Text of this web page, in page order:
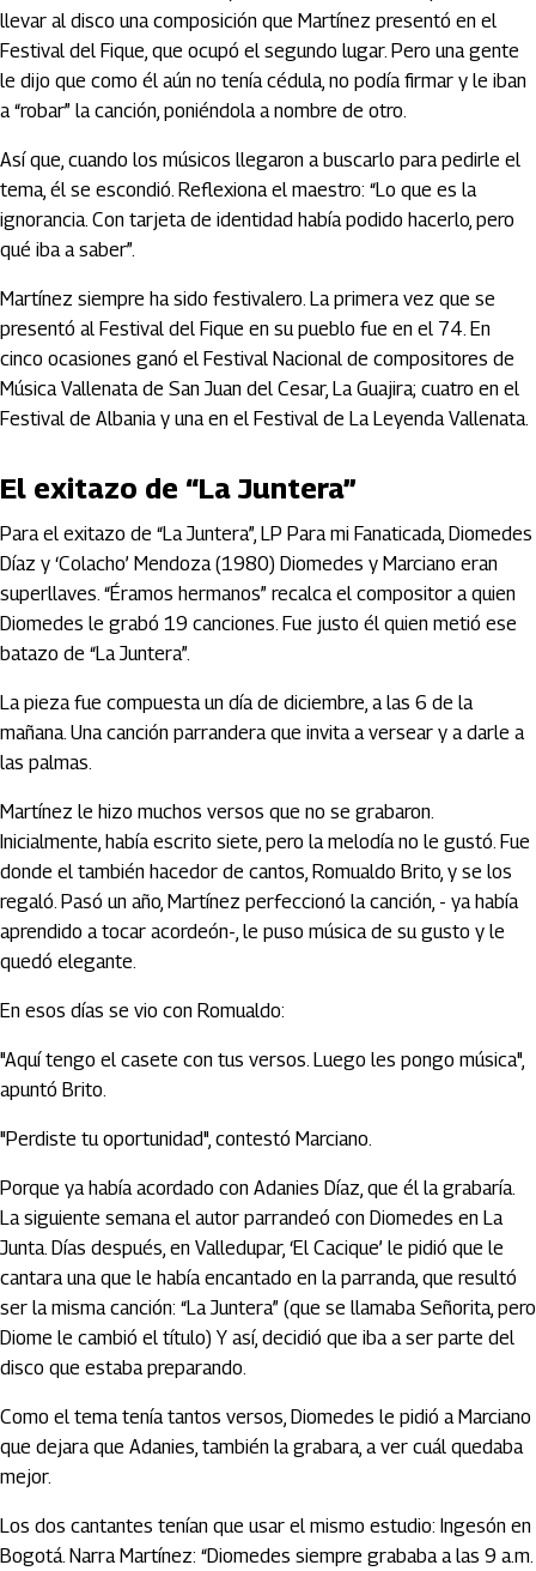
llevar al disco una composición que Martínez presentó en el
Festival del Fique, que ocupó el segundo lugar. Pero una gente
le dijo que como él aún no tenía cédula, no podía firmar y le iban
a “robar” la canción, poniéndola a nombre de otro.
Así que, cuando los músicos llegaron a buscarlo para pedirle el
tema, él se escondió. Reflexiona el maestro: “Lo que es la
ignorancia. Con tarjeta de identidad había podido hacerlo, pero
qué iba a saber”.
Martínez siempre ha sido festivalero. La primera vez que se
presentó al Festival del Fique en su pueblo fue en el 74. En
cinco ocasiones ganó el Festival Nacional de compositores de
Música Vallenata de San Juan del Cesar, La Guajira; cuatro en el
Festival de Albania y una en el Festival de La Leyenda Vallenata.
El exitazo de “La Juntera”
Para el exitazo de “La Juntera”, LP Para mi Fanaticada, Diomedes
Díaz y ‘Colacho’ Mendoza (1980) Diomedes y Marciano eran
superllaves. “Éramos hermanos” recalca el compositor a quien
Diomedes le grabó 19 canciones. Fue justo él quien metió ese
batazo de “La Juntera”.
La pieza fue compuesta un día de diciembre, a las 6 de la
mañana. Una canción parrandera que invita a versear y a darle a
las palmas.
Martínez le hizo muchos versos que no se grabaron.
Inicialmente, había escrito siete, pero la melodía no le gustó. Fue
donde el también hacedor de cantos, Romualdo Brito, y se los
regaló. Pasó un año, Martínez perfeccionó la canción, - ya había
aprendido a tocar acordeón-, le puso música de su gusto y le
quedó elegante.
En esos días se vio con Romualdo:
"Aquí tengo el casete con tus versos. Luego les pongo música",
apuntó Brito.
"Perdiste tu oportunidad", contestó Marciano.
Porque ya había acordado con Adanies Díaz, que él la grabaría.
La siguiente semana el autor parrandeó con Diomedes en La
Junta. Días después, en Valledupar, ‘El Cacique’ le pidió que le
cantara una que le había encantado en la parranda, que resultó
ser la misma canción: “La Juntera” (que se llamaba Señorita, pero
Diome le cambió el título) Y así, decidió que iba a ser parte del
disco que estaba preparando.
Como el tema tenía tantos versos, Diomedes le pidió a Marciano
que dejara que Adanies, también la grabara, a ver cuál quedaba
mejor.
Los dos cantantes tenían que usar el mismo estudio: Ingesón en
Bogotá. Narra Martínez: “Diomedes siempre grababa a las 9 a.m.